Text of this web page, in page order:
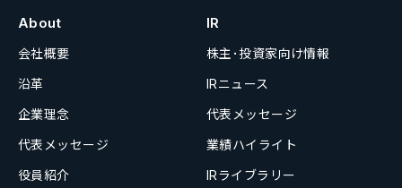
About
会社概要
沿革
企業理念
代表メッセージ
役員紹介
IR
株主･投資家向け情報
IRニュース
代表メッセージ
業績ハイライト
IRライブラリー